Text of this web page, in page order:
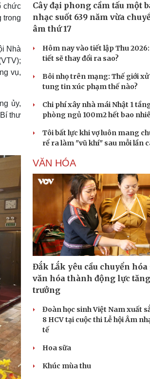
lịch
Tư vấn
check-in
Podcast
Câu chuyện thời
Cửa sổ tình yêu
Kể chuyện cho bé
chức
trong
Nhà
vụ,
ủy,
thư
Cây đại phong cầm tấu một
nhạc suốt 639 năm vừa
âm thứ 17
Hôm nay vào tiết lập Thu
tiết sẽ thay đổi ra sao?
Bôi nhọ trên mạng: Thế giới
tung tin xúc phạm thế nào?
Chi phí xây nhà mái Nhật 1
phòng ngủ 100m2 hết bao
Tôi bất lực khi vợ luôn mang
rể ra làm "vũ khí" sau mỗi lần
VĂN HÓA
Đắk Lắk yêu cầu chuyển
văn hóa thành động lực tăng
trưởng
Đoàn học sinh Việt Nam xuất
8 HCV tại cuộc thi Lễ hội Âm
tế
Hoa sữa
Khúc mùa thu